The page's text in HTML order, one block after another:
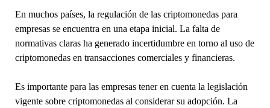
En muchos países, la regulación de las criptomonedas para
empresas se encuentra en una etapa inicial. La falta de
normativas claras ha generado incertidumbre en torno al uso de
criptomonedas en transacciones comerciales y financieras.
Es importante para las empresas tener en cuenta la legislación
vigente sobre criptomonedas al considerar su adopción. La